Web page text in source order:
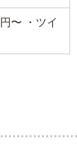
〜 ・ツイ